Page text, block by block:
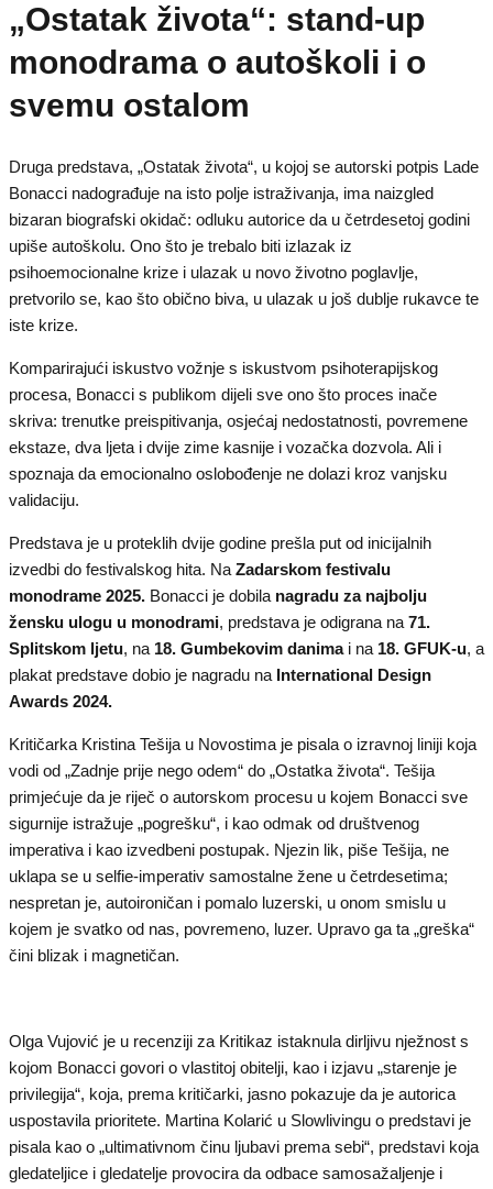
„Ostatak života“: stand-up
monodrama o autoškoli i o
svemu ostalom
Druga predstava, „Ostatak života“, u kojoj se autorski potpis Lade
Bonacci nadograđuje na isto polje istraživanja, ima naizgled
bizaran biografski okidač: odluku autorice da u četrdesetoj godini
upiše autoškolu. Ono što je trebalo biti izlazak iz
psihoemocionalne krize i ulazak u novo životno poglavlje,
pretvorilo se, kao što obično biva, u ulazak u još dublje rukavce te
iste krize.
Komparirajući iskustvo vožnje s iskustvom psihoterapijskog
procesa, Bonacci s publikom dijeli sve ono što proces inače
skriva: trenutke preispitivanja, osjećaj nedostatnosti, povremene
ekstaze, dva ljeta i dvije zime kasnije i vozačka dozvola. Ali i
spoznaja da emocionalno oslobođenje ne dolazi kroz vanjsku
validaciju.
Predstava je u proteklih dvije godine prešla put od inicijalnih
izvedbi do festivalskog hita. Na Zadarskom festivalu
monodrame 2025. Bonacci je dobila nagradu za najbolju
žensku ulogu u monodrami, predstava je odigrana na 71.
Splitskom ljetu, na 18. Gumbekovim danimai na 18. GFUK-u, a
plakat predstave dobio je nagradu na International Design
Awards 2024.
Kritičarka Kristina Tešija u Novostima je pisala o izravnoj liniji koja
vodi od „Zadnje prije nego odem“ do „Ostatka života“. Tešija
primjećuje da je riječ o autorskom procesu u kojem Bonacci sve
sigurnije istražuje „pogrešku“, i kao odmak od društvenog
imperativa i kao izvedbeni postupak. Njezin lik, piše Tešija, ne
uklapa se u selfie-imperativ samostalne žene u četrdesetima;
nespretan je, autoironičan i pomalo luzerski, u onom smislu u
kojem je svatko od nas, povremeno, luzer. Upravo ga ta „greška“
čini blizak i magnetičan.
Olga Vujović je u recenziji za Kritikaz istaknula dirljivu nježnost s
kojom Bonacci govori o vlastitoj obitelji, kao i izjavu „starenje je
privilegija“, koja, prema kritičarki, jasno pokazuje da je autorica
uspostavila prioritete. Martina Kolarić u Slowlivingu o predstavi je
pisala kao o „ultimativnom činu ljubavi prema sebi“, predstavi koja
gledateljice i gledatelje provocira da odbace samosažaljenje i